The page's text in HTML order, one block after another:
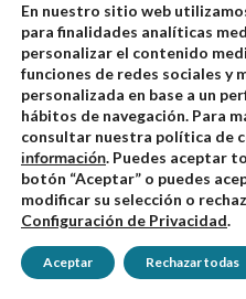
En nuestro sitio web
para finalidades analíticas
personalizar el contenido
funciones de redes sociales y
personalizada en base a un
hábitos de navegación. Para
consultar nuestra política de
información. Puedes aceptar
botón “Aceptar” o puedes
modificar su selección o
Configuración de Privacidad.
Aceptar Rechazar todas
Valoración en google
4.7